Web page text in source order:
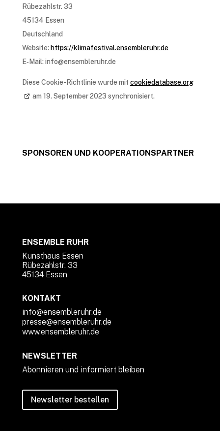
Rübe­zahl­str. 33
45134 Essen
Deutsch­land
Website: https://klimafestival.ensembleruhr.de
E‑Mail:info@ensembleruhr.de
Diese Cookie-Richt­li­nie wurde mit cookiedatabase.org
am 19. Septem­ber 2023 synchronisiert.
SPONSOREN UND KOOPERATIONSPARTNER
ENSEMBLE RUHR
Kunsthaus Essen
Rübezahlstr. 33
45134 Essen
KONTAKT
info@ensembleruhr.de
presse@ensembleruhr.de
www.ensembleruhr.de
NEWSLETTER
Abonnieren und informiert bleiben
Newsletter bestellen